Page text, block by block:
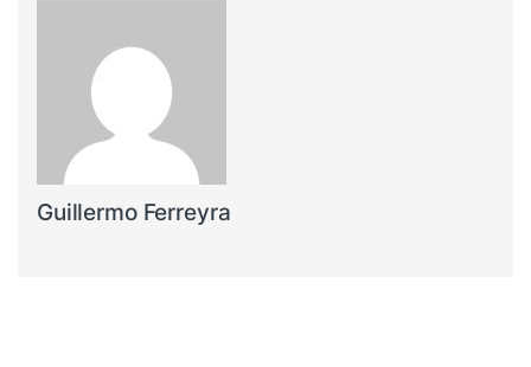
Guillermo Ferreyra